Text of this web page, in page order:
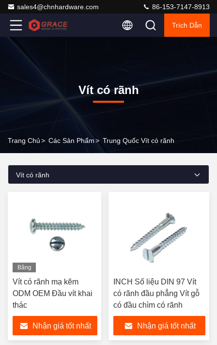
sales4@chnhardware.com 86-153-7147-8913
Trích Dẫn
Vít có rãnh
Trang Chủ> Các Sản Phẩm> Trung Quốc Vít có rãnh
Vít có rãnh
Băng
hình
Vít có rãnh mạ kẽm
ODM OEM Đầu vít khai
thác
Nhận giá tốt nhất
INCH Số liệu DIN 97 Vít
có rãnh đầu phẳng Vít gỗ
có đầu chìm có rãnh
Nhận giá tốt nhất